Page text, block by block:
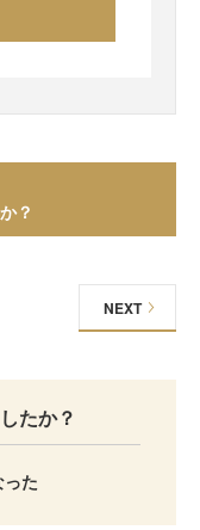
？
NEXT
たか？
た